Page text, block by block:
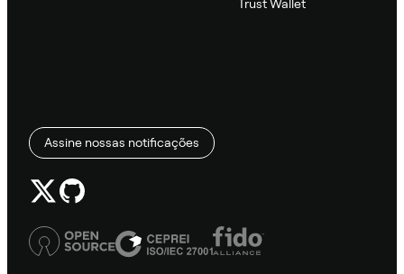
Trust Wallet
Assine nossas notificações